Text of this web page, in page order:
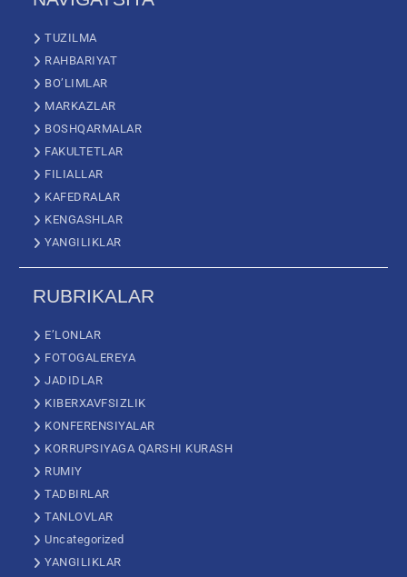
TUZILMA
RAHBARIYAT
BO’LIMLAR
MARKAZLAR
BOSHQARMALAR
FAKULTETLAR
FILIALLAR
KAFEDRALAR
KENGASHLAR
YANGILIKLAR
RUBRIKALAR
E’LONLAR
FOTOGALEREYA
JADIDLAR
KIBERXAVFSIZLIK
KONFERENSIYALAR
KORRUPSIYAGA QARSHI KURASH
RUMIY
TADBIRLAR
TANLOVLAR
Uncategorized
YANGILIKLAR